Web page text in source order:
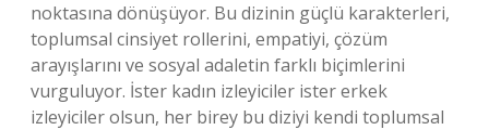
noktasına dönüşüyor. Bu dizinin güçlü karakterleri,
toplumsal cinsiyet rollerini, empatiyi, çözüm
arayışlarını ve sosyal adaletin farklı biçimlerini
vurguluyor. İster kadın izleyiciler ister erkek
izleyiciler olsun, her birey bu diziyi kendi toplumsal